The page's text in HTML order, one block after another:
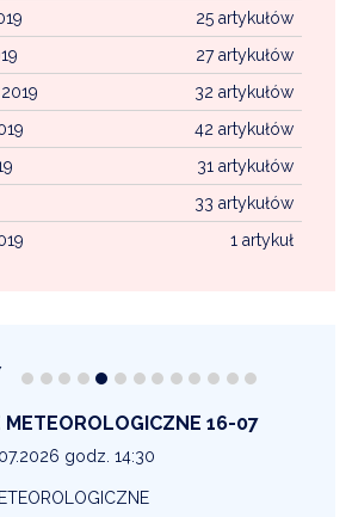
25 artykułów
27 artykułów
32 artykułów
42 artykułów
31 artykułów
33 artykułów
1 artykuł
METEOROLOGICZNE 16-07
godz. 14:30